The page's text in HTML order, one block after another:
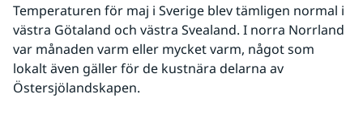
Temperaturen för maj i Sverige blev tämligen normal i
västra Götaland och västra Svealand. I norra Norrland
var månaden varm eller mycket varm, något som
lokalt även gäller för de kustnära delarna av
Östersjölandskapen.